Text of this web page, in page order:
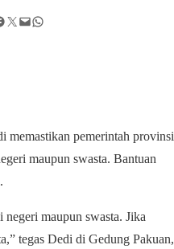
Twitter Mail WhatsApp
memastikan pemerintah provinsi
maupun swasta. Bantuan
maupun swasta. Jika
tegas Dedi di Gedung Pakuan,